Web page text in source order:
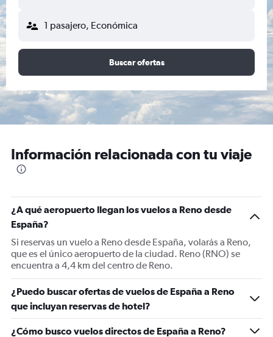
1 pasajero, Económica
Buscar ofertas
Información relacionada con tu viaje
¿A qué aeropuerto llegan los vuelos a Reno desde
España?
Si reservas un vuelo a Reno desde España, volarás a Reno,
que es el único aeropuerto de la ciudad. Reno (RNO) se
encuentra a 4,4 km del centro de Reno.
¿Puedo buscar ofertas de vuelos de España a Reno
que incluyan reservas de hotel?
¿Cómo busco vuelos directos de España a Reno?